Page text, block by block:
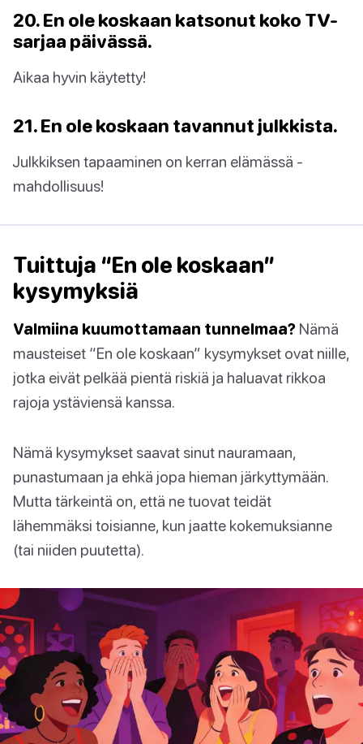
20. En ole koskaan katsonut koko TV-
sarjaa päivässä.
Aikaa hyvin käytetty!
21. En ole koskaan tavannut julkkista.
Julkkiksen tapaaminen on kerran elämässä -
mahdollisuus!
Tuittuja “En ole koskaan”
kysymyksiä
Valmiina kuumottamaan tunnelmaa? Nämä
mausteiset “En ole koskaan” kysymykset ovat niille,
jotka eivät pelkää pientä riskiä ja haluavat rikkoa
rajoja ystäviensä kanssa.
Nämä kysymykset saavat sinut nauramaan,
punastumaan ja ehkä jopa hieman järkyttymään.
Mutta tärkeintä on, että ne tuovat teidät
lähemmäksi toisianne, kun jaatte kokemuksianne
(tai niiden puutetta).